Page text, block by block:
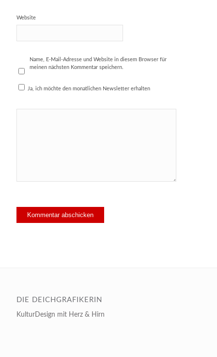
Website
Name, E-Mail-Adresse und Website in diesem Browser für
meinen nächsten Kommentar speichern.
Ja, ich möchte den monatlichen Newsletter erhalten
DIE DEICHGRAFIKERIN
KulturDesign mit Herz & Hirn